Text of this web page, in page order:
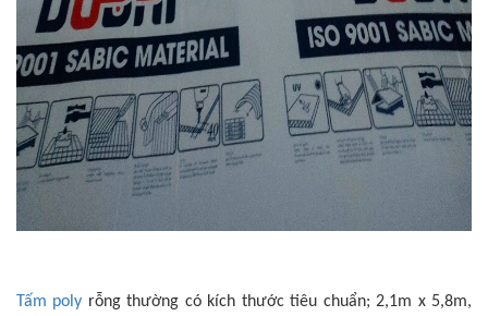
Tấm poly rỗng thường có kích thước tiêu chuẩn; 2,1m x 5,8m,